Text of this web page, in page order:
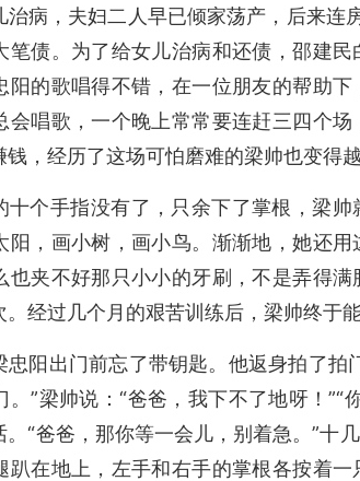
治病，夫妇二人早已倾家荡产，后来连
笔债。为了给女儿治病和还债，邵建
阳的歌唱得不错，在一位朋友的帮助
会唱歌，一个晚上常常要连赶三四个
，经历了这场可怕磨难的梁帅也变得
十个手指没有了，只余下了掌根，梁
阳，画小树，画小鸟。渐渐地，她还
也夹不好那只小小的牙刷，不是弄得
经过几个月的艰苦训练后，梁帅终于
忠阳出门前忘了带钥匙。他返身拍了拍
。”梁帅说：“爸爸，我下不了地呀！
。“爸爸，那你等一会儿，别着急。”十
趴在地上，左手和右手的掌根各按着